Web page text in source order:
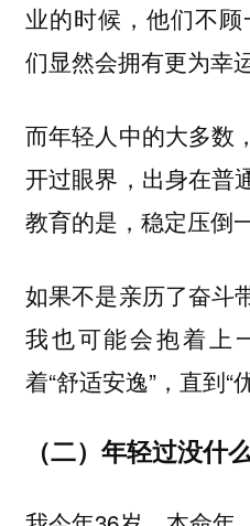
业的时候，他们不
们显然会拥有更为幸
而年轻人中的大多数
开过眼界，出身在普
教育的是，稳定压倒
如果不是亲历了奋斗
我也可能会抱着上
着“舒适安逸”，直到“
（二）年轻过没什